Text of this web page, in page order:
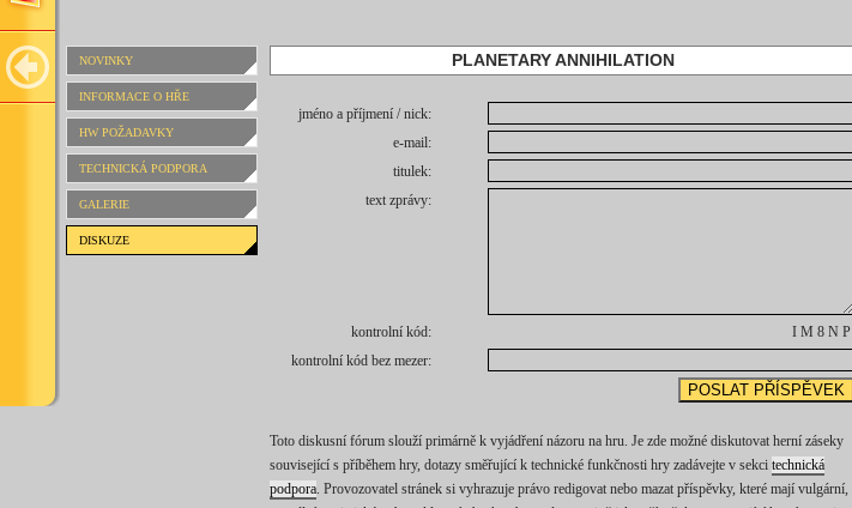
NOVINKY
INFORMACE O HŘE
HW POŽADAVKY
TECHNICKÁ PODPORA
GALERIE
DISKUZE
PLANETARY ANNIHILATION
jméno a příjmení / nick:
e-mail:
titulek:
text zprávy:
kontrolní kód:
I M 8 N P
kontrolní kód bez mezer:
Toto diskusní fórum slouží primárně k vyjádření názoru na hru. Je zde možné diskutovat herní záseky
související s příběhem hry, dotazy směřující k technické funkčnosti hry zadávejte v sekci technická
podpora. Provozovatel stránek si vyhrazuje právo redigovat nebo mazat příspěvky, které mají vulgární,